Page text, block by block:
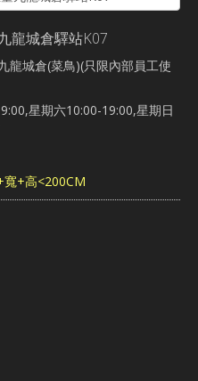
龍城倉驛站K07
龍城倉(菜鳥)(只限內部員工使
星期六10:00-19:00,星期日
+高<200CM